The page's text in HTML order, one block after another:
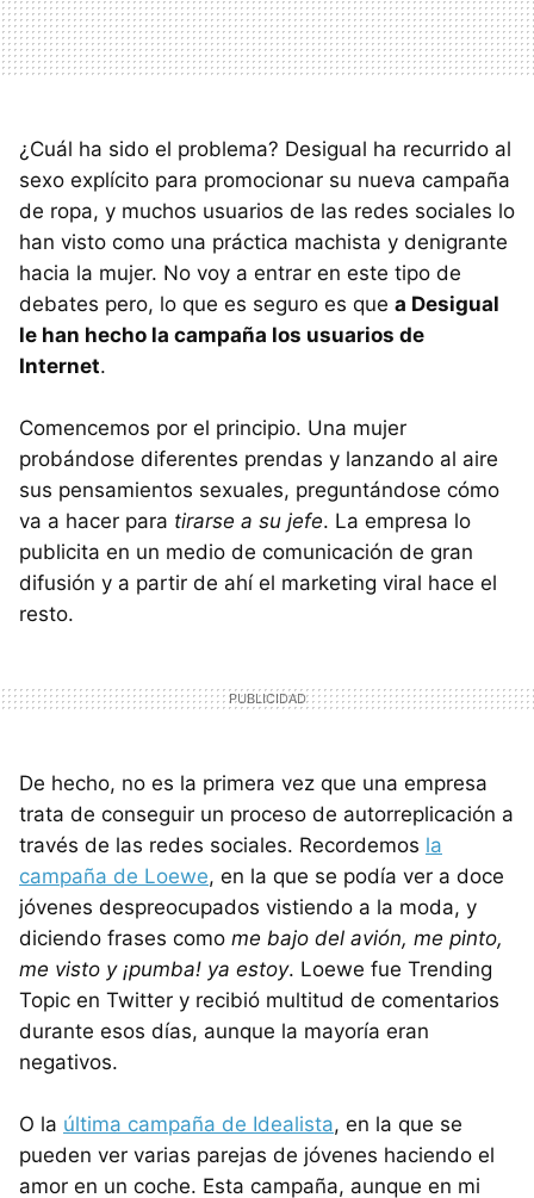
¿Cuál ha sido el problema? Desigual ha recurrido al
sexo explícito para promocionar su nueva campaña
de ropa, y muchos usuarios de las redes sociales lo
han visto como una práctica machista y denigrante
hacia la mujer. No voy a entrar en este tipo de
debates pero, lo que es seguro es que a Desigual
le han hecho la campaña los usuarios de
Internet.
Comencemos por el principio. Una mujer
probándose diferentes prendas y lanzando al aire
sus pensamientos sexuales, preguntándose cómo
va a hacer para tirarse a su jefe. La empresa lo
publicita en un medio de comunicación de gran
difusión y a partir de ahí el marketing viral hace el
resto.
De hecho, no es la primera vez que una empresa
trata de conseguir un proceso de autorreplicación a
través de las redes sociales. Recordemos la
campaña de Loewe, en la que se podía ver a doce
jóvenes despreocupados vistiendo a la moda, y
diciendo frases como me bajo del avión, me pinto,
me visto y ¡pumba! ya estoy. Loewe fue Trending
Topic en Twitter y recibió multitud de comentarios
durante esos días, aunque la mayoría eran
negativos.
O la última campaña de Idealista, en la que se
pueden ver varias parejas de jóvenes haciendo el
amor en un coche. Esta campaña, aunque en mi